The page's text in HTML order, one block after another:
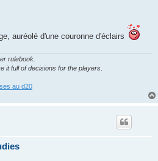
auréolé d'une couronne d'éclairs
rulebook.
it full of decisions for the players
au d20